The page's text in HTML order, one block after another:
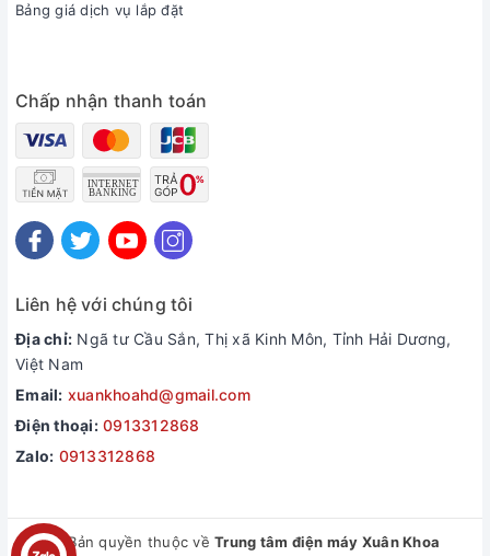
Bảng giá dịch vụ lắp đặt
Chấp nhận thanh toán
Liên hệ với chúng tôi
Địa chỉ: Ngã tư Cầu Sắn, Thị xã Kinh Môn, Tỉnh Hải Dương,
Việt Nam
Email: xuankhoahd@gmail.com
Điện thoại: 0913312868
Zalo: 0913312868
© Bản quyền thuộc vềTrung tâm điện máy Xuân Khoa